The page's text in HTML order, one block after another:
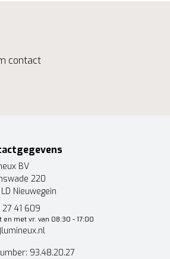
contact
BV
220
Nieuwegein
41 609
en met vr. van 08:30 - 17:00
93.48.20.27